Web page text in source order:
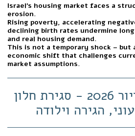
Israel’s housing market faces a
erosion.
Rising poverty, accelerating
declining birth rates undermine
and real housing demand.
This is not a temporary shock – but
economic shift that challenges
market assumptions.
ניתוח שוק הדיור 2026 - סגירת חלון
הגירה וילודה